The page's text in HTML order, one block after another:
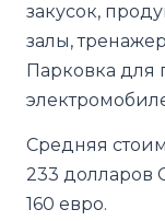
закусок,
залы,
Парковка для
Средняя
233 долларов
160 евро.